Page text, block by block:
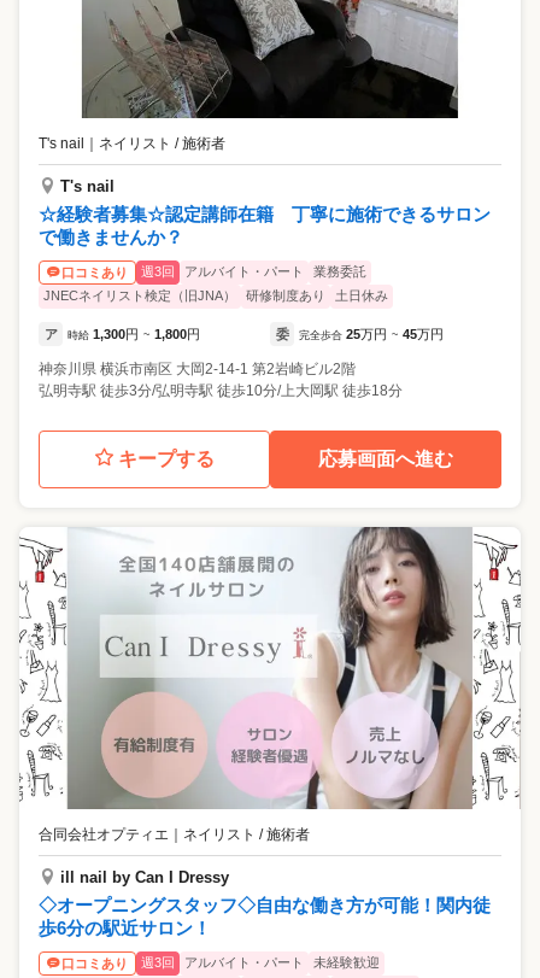
T's nail ｜ ネイリスト / 施術者
T's nail
☆経験者募集☆認定講師在籍 丁寧に施術できるサロン
で働きませんか？
口コミあり 週3回 アルバイト・パート
業務委託
JNECネイリスト検定（旧JNA）
研修制度あり 土日休み
ア 時給 1,300円 ~ 1,800円 委 完全歩合 25万円 ~ 45万円
神奈川県 横浜市南区 大岡2-14-1 第2岩崎ビル2階
弘明寺駅 徒歩3分/弘明寺駅 徒歩10分/上大岡駅 徒歩18分
キープする 応募画面へ進む
合同会社オプティエ ネイリスト / 施術者
ill nail by Can I Dressy
◇オープニングスタッフ◇自由な働き方が可能！関内徒
歩6分の駅近サロン！
口コミあり 週3回 アルバイト・パート
未経験歓迎